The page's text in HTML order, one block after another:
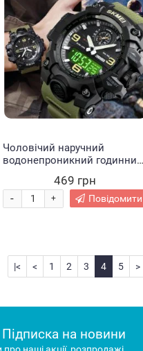
Чоловічий наручний
водонепроникний годинник
469 грн
+
- Повідомити
|< < 1 2 3 4 5 >
Підписка на новини
наші акції, розпродажі,